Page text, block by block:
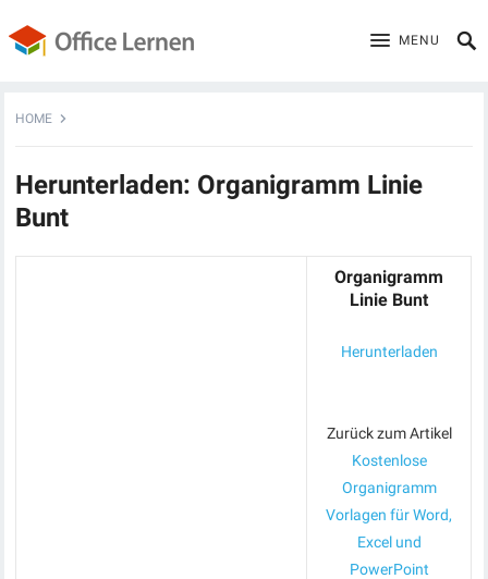
MENU
HOME
Herunterladen: Organigramm Linie
Bunt
Organigramm
Linie Bunt
Herunterladen
Zurück zum Artikel
Kostenlose
Organigramm
Vorlagen für Word,
Excel und
PowerPoint